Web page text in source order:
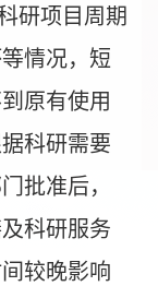
研项目周期
情况，短
原有使用
科研需要
批准后，
科研服务
较晚影响